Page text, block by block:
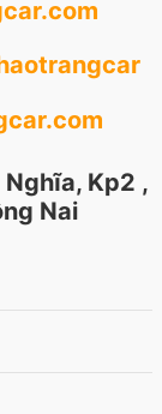
Nghĩa, Kp2 ,
Nai